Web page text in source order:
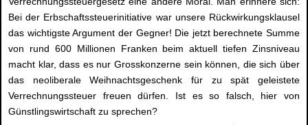
Bei der Erbschaftssteuerinitiative war unsere Rückwirkungsklausel
das wichtigste Argument der Gegner! Die jetzt berechnete Summe
von rund 600 Millionen Franken beim aktuell tiefen Zinsniveau
macht klar, dass es nur Grosskonzerne sein können, die sich über
das neoliberale Weihnachtsgeschenk für zu spät geleistete
Verrechnungssteuer freuen dürfen. Ist es so falsch, hier von
Günstlingswirtschaft zu sprechen?